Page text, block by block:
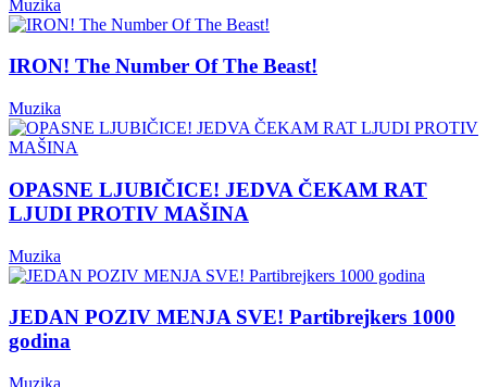
Muzika
IRON! The Number Of The Beast!
Muzika
OPASNE LJUBIČICE! JEDVA ČEKAM RAT
LJUDI PROTIV MAŠINA
Muzika
JEDAN POZIV MENJA SVE! Partibrejkers 1000
godina
Muzika